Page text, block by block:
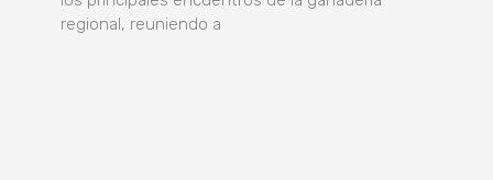
regional, reuniendo a